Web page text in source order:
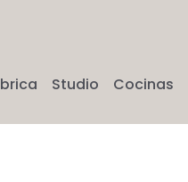
Studio Cocinas